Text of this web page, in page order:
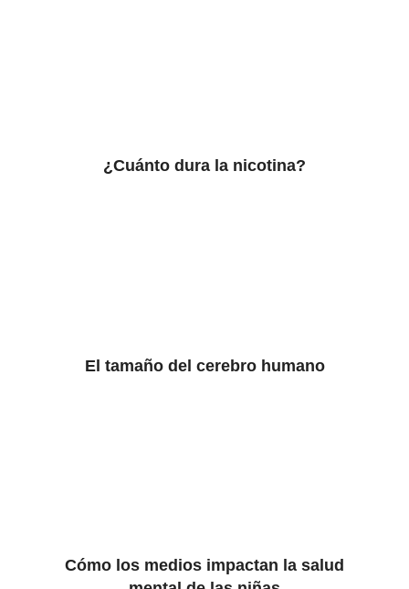
¿Cuánto dura la nicotina?
El tamaño del cerebro humano
Cómo los medios impactan la salud